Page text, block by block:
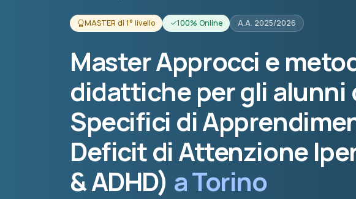
MASTER di 1° livello 100% Online A.A. 2025/2026
Master Approcci e
didattiche per gli alunni
Specifici di
Deficit di Attenzione
& ADHD) a Torino